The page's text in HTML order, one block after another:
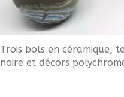
Trois bols en céramique,
noire et décors